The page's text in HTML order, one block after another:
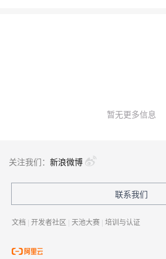
暂无更多信息
关注我们： 新浪微博
联系我们
文档 | 开发者社区 | 天池大赛 | 培训与认证